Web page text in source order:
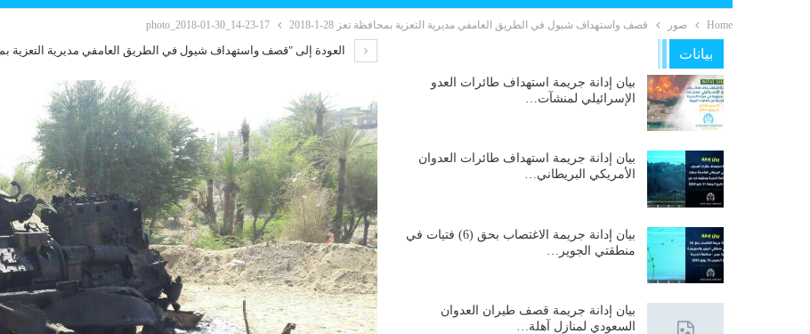
Home صور قصف واستهداف شيول في الطريق العامفي مديرية التعزية بمحافظة تعز 28-1-2018 photo_2018-01-30_14-23-17
العودة إلى "قصف واستهداف شيول في الطريق العامفي مديرية التعزية بمحافظة بيانات
بيان إدانة جريمة استهداف طائرات العدو
الإسرائيلي لمنشآت…
بيان إدانة جريمة استهداف طائرات العدوان
الأمريكي البريطاني…
بيان إدانة جريمة الاغتصاب بحق (6) فتيات في
منطقتي الجوير…
بيان إدانة جريمة قصف طيران العدوان
السعودي لمنازل آهلة…